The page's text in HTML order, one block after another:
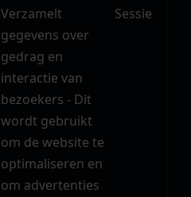
Verzamelt
gegevens over
gedrag en
interactie van
bezoekers - Dit
wordt gebruikt
om de website te
optimaliseren en
om advertenties
Sessie